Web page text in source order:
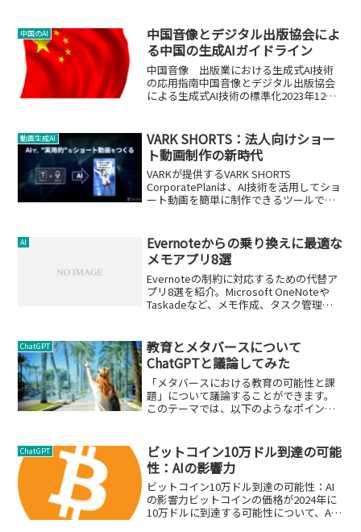
中国のAI
中国音像とデジタル出版協会によ
る中国の生成AIガイドライン
中国音像 出版業における生成式AI技術
の応用指南中国音像とデジタル出版協会
による生成式AI技術の標準化2023年12月
術の応用に関するガイドライン「出版業
生成式人工...
動画生成AI
VARK SHORTS：法人向けショー
ト動画制作の新時代
VARKが提供するVARK SHORTS
CorporatePlanは、AI技術を活用してショ
ート動画を簡単に制作できるツールで
AI
Evernoteからの乗り換えに最適な
メモアプリ8選
Evernoteの制約に対応するための代替ア
プリ8選を紹介。Microsoft OneNoteや
Taskadeなど、メモ作成、タスク管理、
ChatGPT
教育とメタバースについて
ChatGPTと議論してみた
「メタバースにおける教育の可能性と課
題」について議論することができます。
このテーマでは、以下のようなポイント
タバースが教育にもたらす可能性は何
か？例えば、グローバルな学習コミュニ
ティを構築できるなど。メタバースが教
育にもたらす課題は何か？例えば、アク
セシビリティの問題、デジタル・デバイ
ドの問題、プライバシーの問題など。メ
ChatGPT
ビットコイン10万ドル到達の可能
性：AIの影響力
ビットコイン10万ドル到達の可能性：AI
の影響力ビットコインの価格が2024年に
10万ドルに到達する可能性について、AI